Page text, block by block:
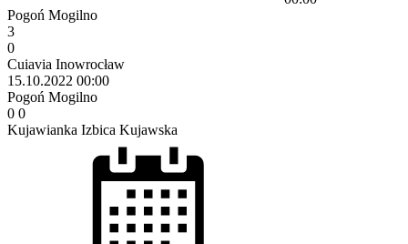
Pogoń Mogilno
3
0
Cuiavia Inowrocław
15.10.2022 00:00
Pogoń Mogilno
0 0
Kujawianka Izbica Kujawska